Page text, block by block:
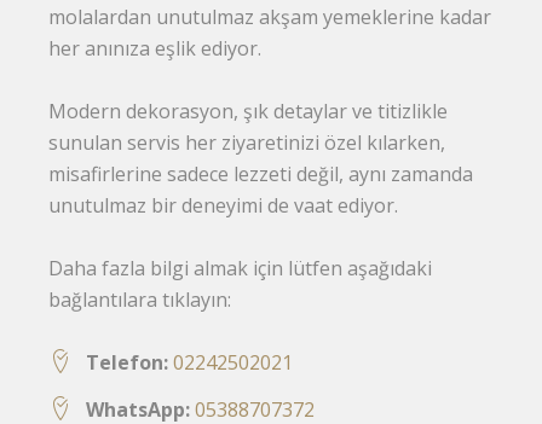
molalardan unutulmaz akşam yemeklerine kadar
her anınıza eşlik ediyor.
Modern dekorasyon, şık detaylar ve titizlikle
sunulan servis her ziyaretinizi özel kılarken,
misafirlerine sadece lezzeti değil, aynı zamanda
unutulmaz bir deneyimi de vaat ediyor.
Daha fazla bilgi almak için lütfen aşağıdaki
bağlantılara tıklayın:
Telefon:02242502021
WhatsApp:05388707372